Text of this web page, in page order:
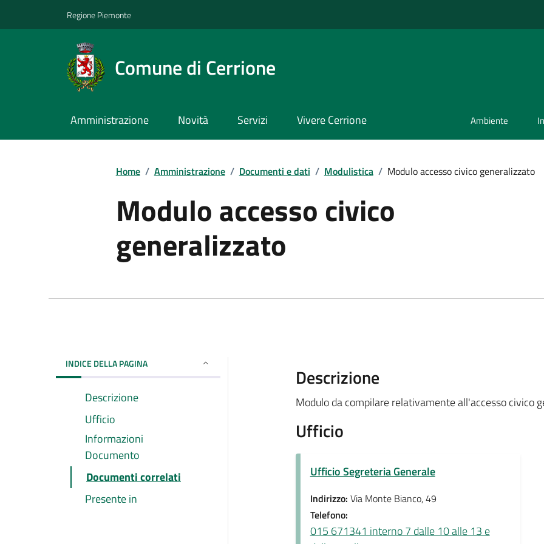
Regione Piemonte
Comune di Cerrione
Amministrazione Novità Servizi Vivere Cerrione Ambiente
Home / Amministrazione / Documenti e dati / Modulistica / Modulo accesso civico generalizzato
Modulo accesso civico
generalizzato
INDICE DELLA PAGINA
Descrizione
Ufficio
Informazioni
Documento
Documenti correlati
Presente in
Descrizione
Modulo da compilare relativamente all'accesso civico
Ufficio
Ufficio Segreteria Generale
Indirizzo: Via Monte Bianco, 49
Telefono:
015 671341 interno 7 dalle 10 alle 13 e